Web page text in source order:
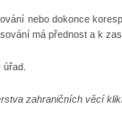
nebo dokonce
má přednost a k
zahraničních věcí